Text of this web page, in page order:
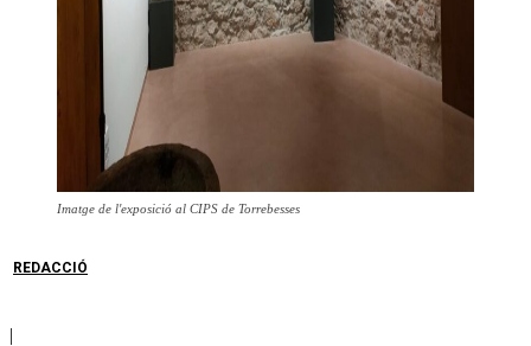
Imatge de l'exposició al CIPS de Torrebesses
REDACCIÓ
|